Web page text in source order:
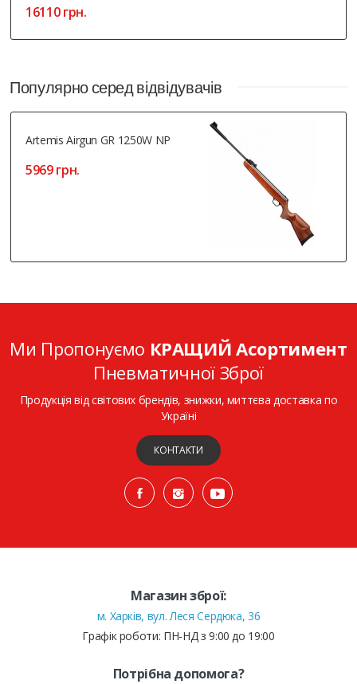
16110 грн.
Популярно серед відвідувачів
Artemis Airgun GR 1250W NP
5969 грн.
Ми Пропонуємо КРАЩИЙ Асортимент
Пневматичної Зброї
Продукція від світових брендів, знижки, миттєва доставка по
Україні
КОНТАКТИ
Магазин зброї:
м. Харків, вул. Леся Сердюка, 36
Графік роботи: ПН-НД з 9:00 до 19:00
Потрібна допомога?